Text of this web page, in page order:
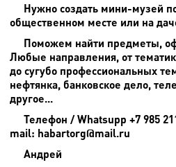
Нужно создать мини-музей
общественном месте или на
Поможем найти предметы,
Любые направления, от
до сугубо профессиональных
нефтянка, банковское дело,
другое...
Телефон / Whatsupp +7 985
mail: habartorg@mail.ru
Андрей